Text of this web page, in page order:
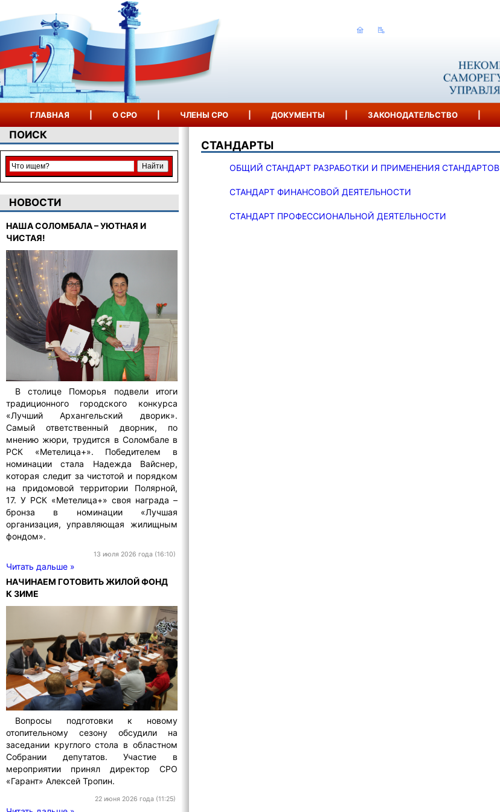
ГЛАВНАЯ О СРО ЧЛЕНЫ СРО ДОКУМЕНТЫ ЗАКОНОДАТЕЛЬСТВО
ПОИСК
НОВОСТИ
НАША СОЛОМБАЛА – УЮТНАЯ И
ЧИСТАЯ!
В столице Поморья подвели итоги
традиционного городского конкурса
«Лучший Архангельский дворик».
Самый ответственный дворник, по
мнению жюри, трудится в Соломбале в
РСК «Метелица+». Победителем в
номинации стала Надежда Вайснер,
которая следит за чистотой и порядком
на придомовой территории Полярной,
17. У РСК «Метелица+» своя награда –
бронза в номинации «Лучшая
организация, управляющая жилищным
фондом».
13 июля 2026 года (16:10)
Читать дальше »
НАЧИНАЕМ ГОТОВИТЬ ЖИЛОЙ ФОНД
К ЗИМЕ
Вопросы подготовки к новому
отопительному сезону обсудили на
заседании круглого стола в областном
Собрании депутатов. Участие в
мероприятии принял директор СРО
«Гарант» Алексей Тропин.
22 июня 2026 года (11:25)
СТАНДАРТЫ
ОБЩИЙ СТАНДАРТ РАЗРАБОТКИ И ПРИМЕНЕНИЯ СТАНДАРТОВ
СТАНДАРТ ФИНАНСОВОЙ ДЕЯТЕЛЬНОСТИ
СТАНДАРТ ПРОФЕССИОНАЛЬНОЙ ДЕЯТЕЛЬНОСТИ